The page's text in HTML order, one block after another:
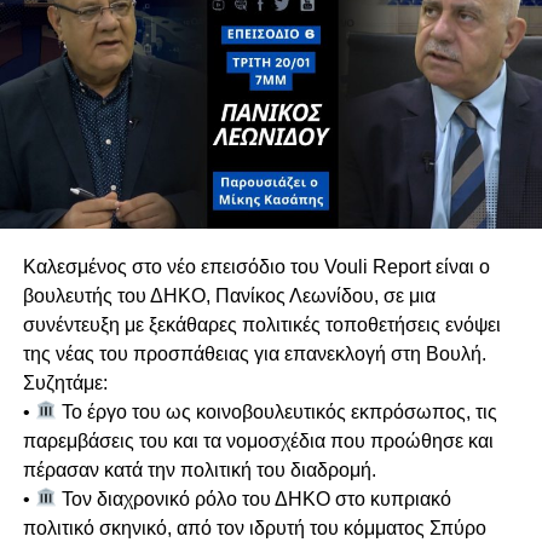
από τις τρέχουσες πολιτικές διεργασίες.
Πιθανές Συνεργασίες για Διακυβέρνηση
Σε ερώτηση για μετεκλογικές συνεργασίες, ο Γ.Γ.
του ΑΚΕΛ αποκλείει κατηγορηματικά το ΕΛΑΜ,
τονίζοντας ότι πρόκειται για ακροδεξιό κόμμα
με το οποίο υπάρχει βαθύ πολιτικό και
ιδεολογικό χάσμα.
Ομοσπονδία
Αναλύει τις διαχρονικές θέσεις του ΑΚΕΛ στο
Κυπριακό, επαναβεβαιώνοντας τη στήριξη στη
Διζωνική Δικοινοτική Ομοσπονδία. Ασκεί έντονη
κριτική σε όσους απορρίπτουν την
ομοσπονδιακή λύση χωρίς να καταθέτουν
ρεαλιστική εναλλακτική.
Υπογραμμίζει ότι η συνέχιση της τουρκικής
κατοχής και οι απειλές της Άγκυρας
επηρεάζουν καθοριστικά τη γεωπολιτική
Καλεσμένος στο νέο επεισόδιο του Vouli Report είναι ο
βουλευτής του ΔΗΚΟ, Πανίκος Λεωνίδου, σε μια
συνέντευξη με ξεκάθαρες πολιτικές τοποθετήσεις ενόψει
της νέας του προσπάθειας για επανεκλογή στη Βουλή.
Συζητάμε:
•
Το έργο του ως κοινοβουλευτικός εκπρόσωπος, τις
παρεμβάσεις του και τα νομοσχέδια που προώθησε και
πέρασαν κατά την πολιτική του διαδρομή.
•
Τον διαχρονικό ρόλο του ΔΗΚΟ στο κυπριακό
πολιτικό σκηνικό, από τον ιδρυτή του κόμματος Σπύρο